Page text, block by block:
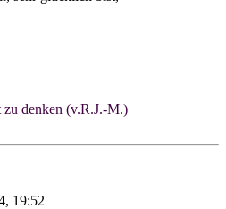
zu denken (v.R.J.-M.)
19:52